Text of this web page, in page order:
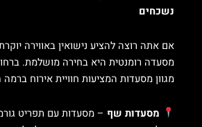
נשכחים
אם אתה רוצה להציע נישואין באווירה
מסעדה רומנטית היא בחירה מושלמת.
מגוון מסעדות המציעות חוויית אירוח
מסעדות שף – מסעדות עם תפריט